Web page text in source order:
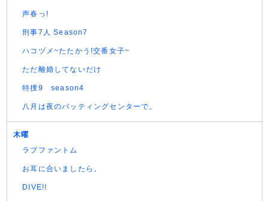
声春っ!
刑事7人 Season7
ハコヅメ~たたかう!交番女子~
ただ離婚してないだけ
特捜9 season4
八月は夜のバッティングセンターで。
木曜
ラブファントム
お耳に合いましたら。
DIVE!!